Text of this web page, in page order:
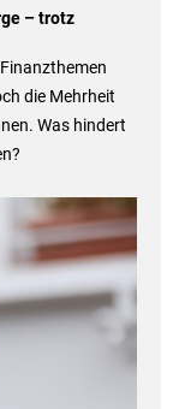
– trotz
die Mehrheit
Was hindert